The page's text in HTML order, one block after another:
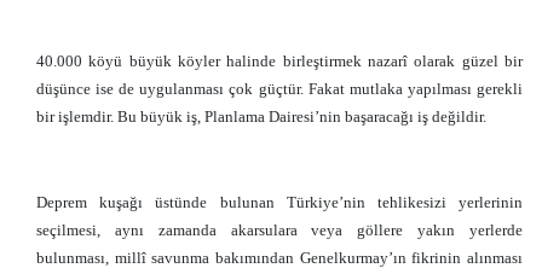
40.000 köyü büyük köyler halinde birleştirmek nazarî olarak güzel bir
düşünce ise de uygulanması çok güçtür. Fakat mutlaka yapılması gerekli
bir işlemdir. Bu büyük iş, Planlama Dairesi’nin başaracağı iş değildir.
Deprem kuşağı üstünde bulunan Türkiye’nin tehlikesizi yerlerinin
seçilmesi, aynı zamanda akarsulara veya göllere yakın yerlerde
bulunması, millî savunma bakımından Genelkurmay’ın fikrinin alınması